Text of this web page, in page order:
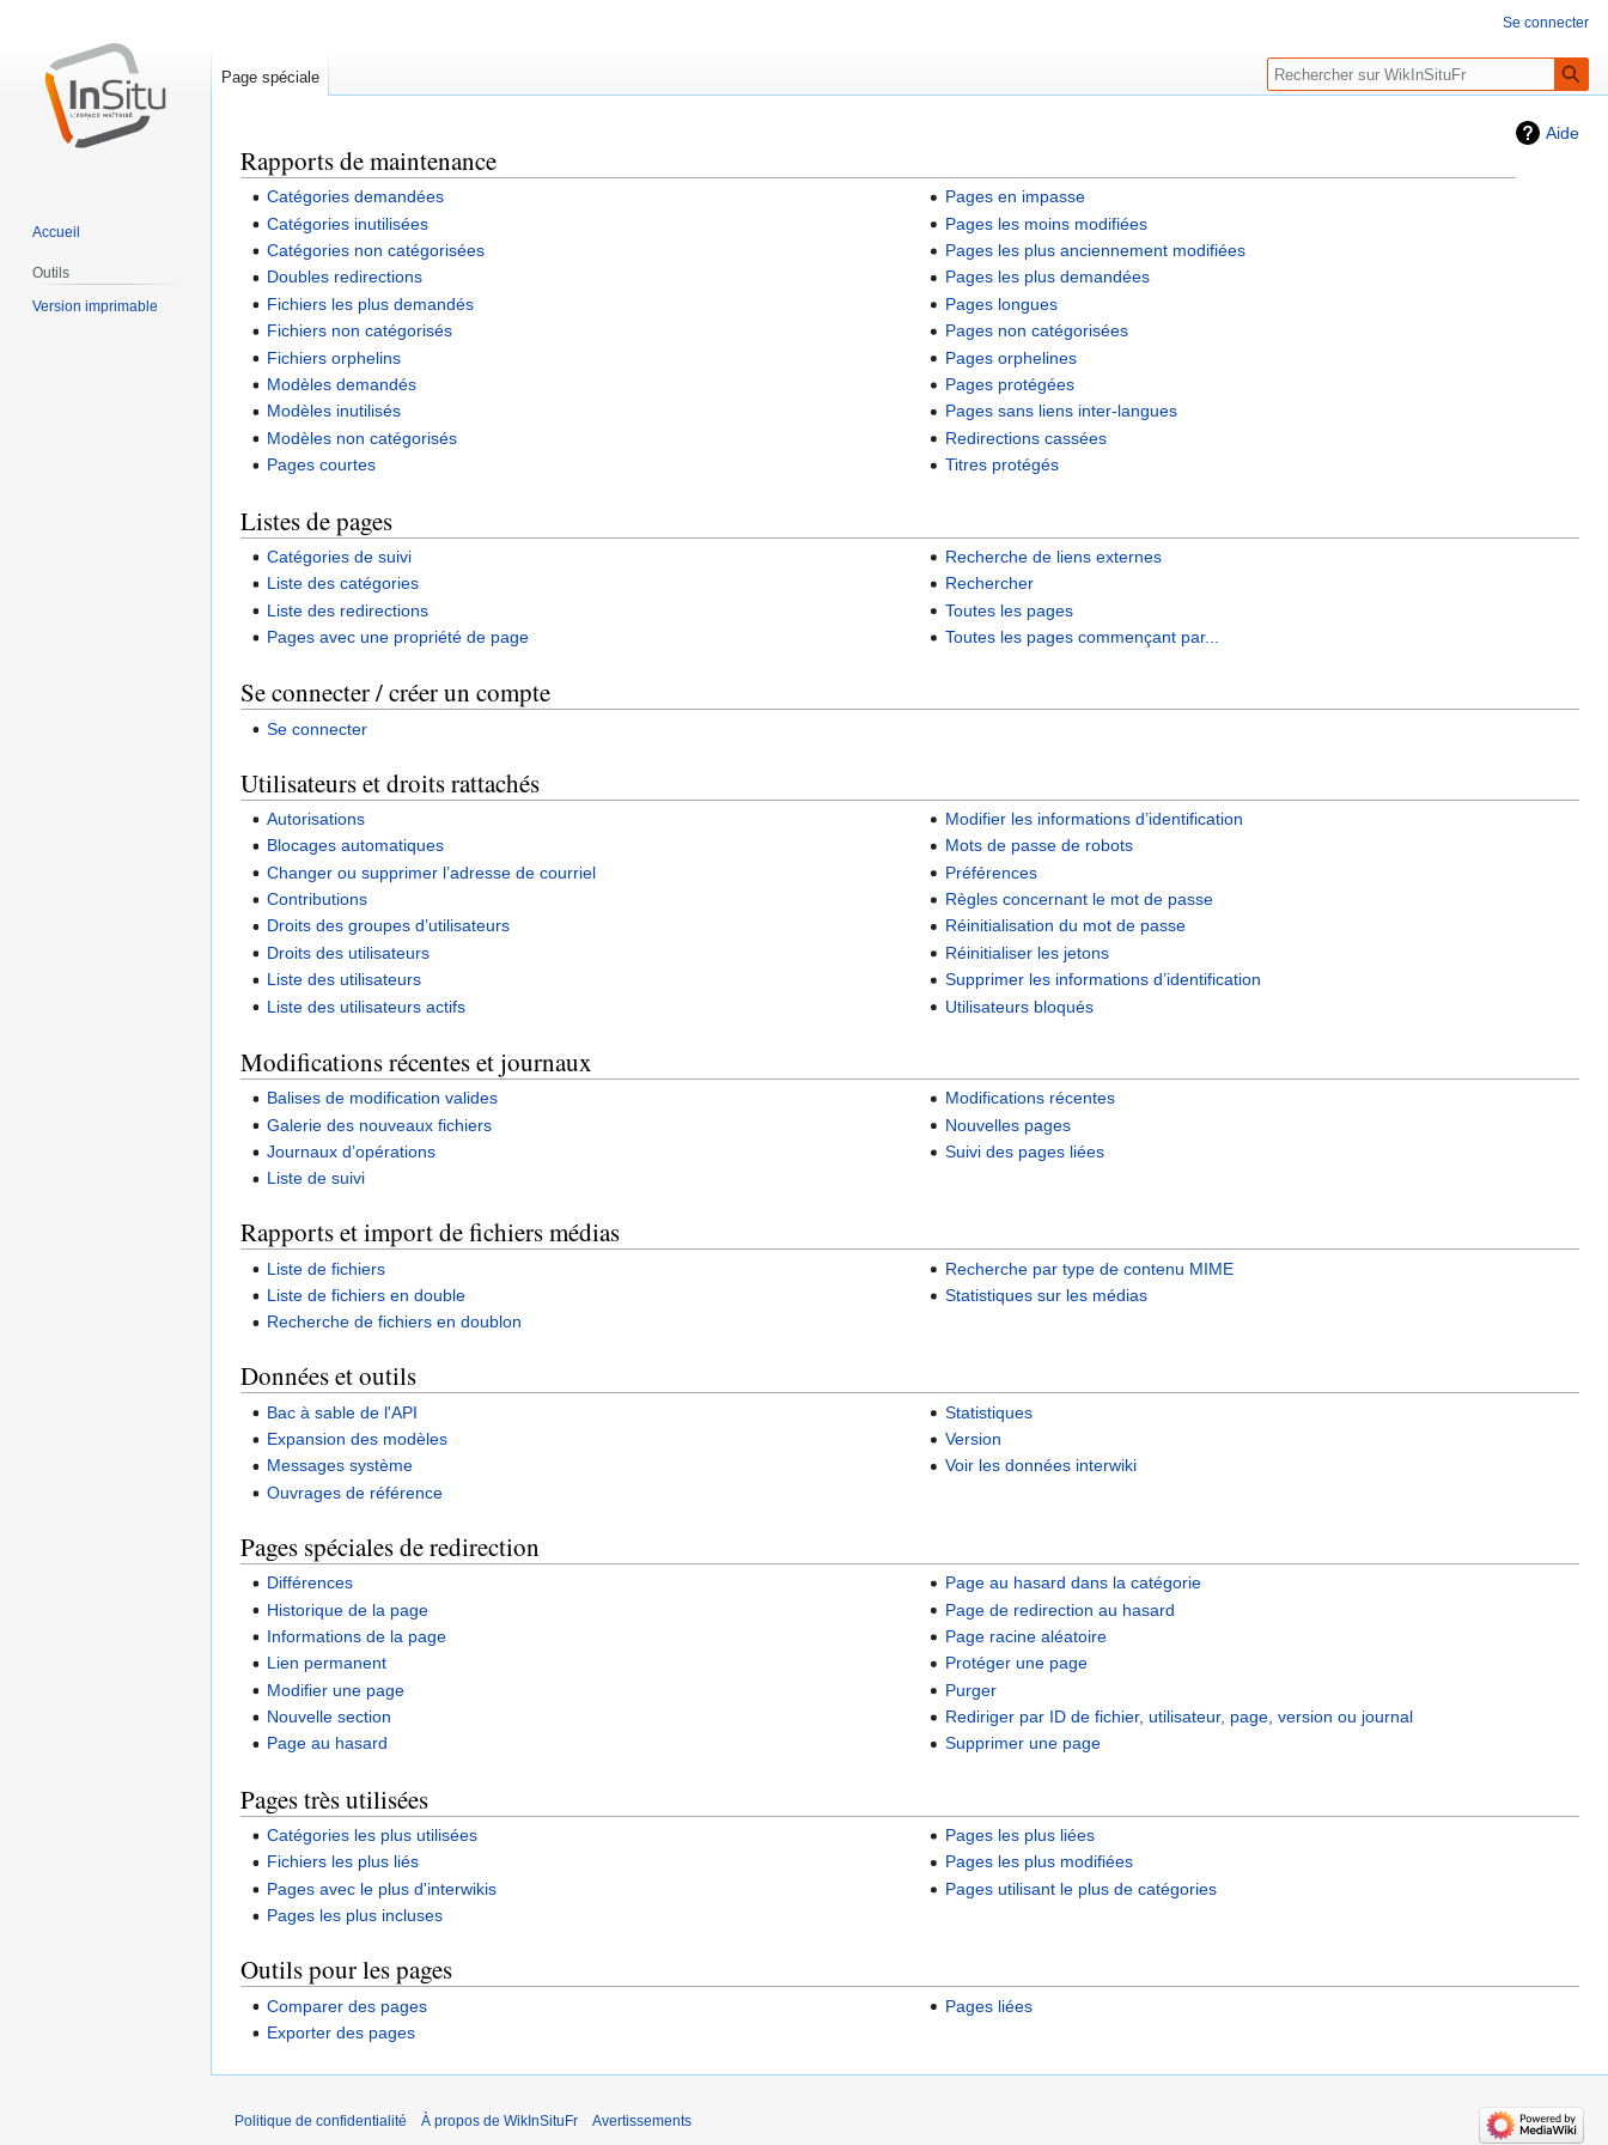
Aide
Aller
à
navigation
Aller
à
recherche
Rapports de maintenance
Catégories demandées
Catégories inutilisées
Catégories non catégorisées
Doubles redirections
Fichiers les plus demandés
Fichiers non catégorisés
Fichiers orphelins
Modèles demandés
Modèles inutilisés
Modèles non catégorisés
Pages courtes
Pages en impasse
Pages les moins modifiées
Pages les plus anciennement modifiées
Pages les plus demandées
Pages longues
Pages non catégorisées
Pages orphelines
Pages protégées
Pages sans liens inter-langues
Redirections cassées
Titres protégés
Listes de pages
Catégories de suivi
Liste des catégories
Liste des redirections
Pages avec une propriété de page
Recherche de liens externes
Rechercher
Toutes les pages
Toutes les pages commençant par...
Se connecter / créer un compte
Se connecter
Utilisateurs et droits rattachés
Autorisations
Blocages automatiques
Changer ou supprimer l’adresse de courriel
Contributions
Droits des groupes d’utilisateurs
Droits des utilisateurs
Liste des utilisateurs
Liste des utilisateurs actifs
Modifier les informations d’identification
Mots de passe de robots
Préférences
Règles concernant le mot de passe
Réinitialisation du mot de passe
Réinitialiser les jetons
Supprimer les informations d’identification
Utilisateurs bloqués
Modifications récentes et journaux
Balises de modification valides
Galerie des nouveaux fichiers
Journaux d’opérations
Liste de suivi
Modifications récentes
Nouvelles pages
Suivi des pages liées
Rapports et import de fichiers médias
Liste de fichiers
Liste de fichiers en double
Recherche de fichiers en doublon
Recherche par type de contenu MIME
Statistiques sur les médias
Données et outils
Bac à sable de l'API
Expansion des modèles
Messages système
Ouvrages de référence
Statistiques
Version
Voir les données interwiki
Pages spéciales de redirection
Différences
Historique de la page
Informations de la page
Lien permanent
Modifier une page
Nouvelle section
Page au hasard
Page au hasard dans la catégorie
Page de redirection au hasard
Page racine aléatoire
Protéger une page
Purger
Rediriger par ID de fichier, utilisateur, page, version ou journal
Supprimer une page
Pages très utilisées
Catégories les plus utilisées
Fichiers les plus liés
Pages avec le plus d'interwikis
Pages les plus incluses
Pages les plus liées
Pages les plus modifiées
Pages utilisant le plus de catégories
Outils pour les pages
Comparer des pages
Exporter des pages
Pages liées
Se connecter
Page spéciale Rechercher
Accueil
Outils
Version imprimable
Politique de confidentialité À propos de WikInSituFr Avertissements